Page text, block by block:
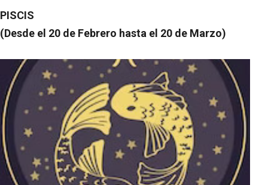
PISCIS
(Desde el 20 de Febrero hasta el 20 de Marzo)